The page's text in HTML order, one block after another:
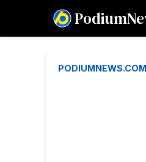
PODIUMNEWS.COM